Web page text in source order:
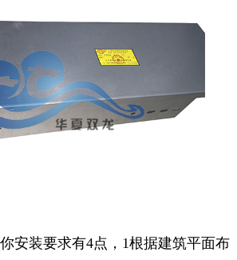
安装要求有4点，1根据建筑平面布